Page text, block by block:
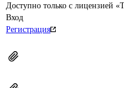
Доступно только с лицензией
Вход
Регистрация